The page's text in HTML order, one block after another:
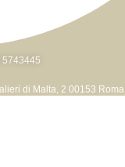
5743445
di Malta, 2 00153 Roma